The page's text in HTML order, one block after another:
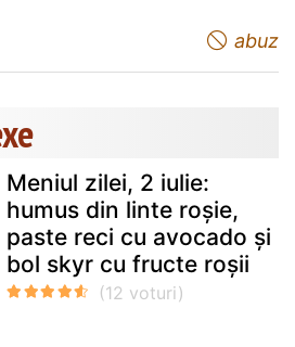
not appreciate abuz
Meniul zilei, 2 iulie:
humus din linte roșie,
paste reci cu avocado și
bol skyr cu fructe roșii